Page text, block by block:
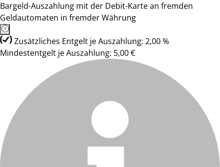
Bargeld-Auszahlung mit der Debit-Karte an fremden
Geldautomaten in fremder Währung
Zusätzliches Entgelt je Auszahlung: 2,00 %
Mindestentgelt je Auszahlung: 5,00 €